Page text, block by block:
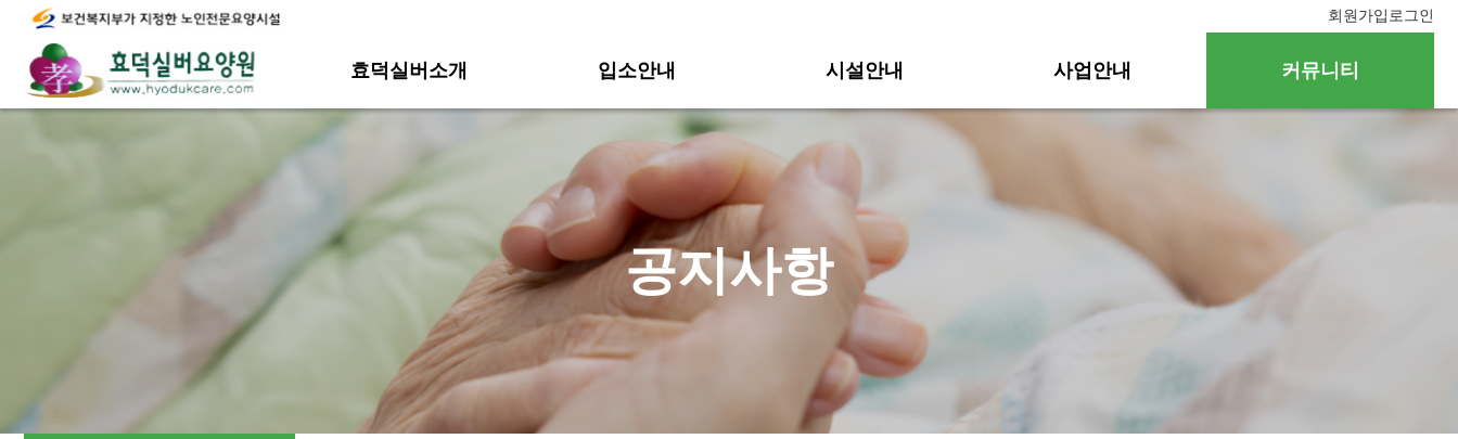
회원가입 로그인
효덕실버소개 입소안내 시설안내 사업안내 커뮤니티
공지사항